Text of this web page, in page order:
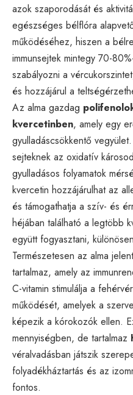
azok szaporodását és
egészséges bélflóra
működéséhez, hiszen a
immunsejtek mintegy 70-
szabályozni a
és hozzájárul a
Az alma gazdag
kvercetinben, amely egy
gyulladáscsökkentő
sejteknek az oxidatív
gyulladásos folyamatok
kvercetin hozzájárulhat az
és támogathatja a szív- és
héjában található a legtöbb
együtt fogyasztani,
Természetesen az alma
tartalmaz, amely az
C-vitamin stimulálja a
működését, amelyek a
képezik a kórokozók ellen.
mennyiségben, de tartalmaz
véralvadásban játszik
folyadékháztartás és az
fontos.